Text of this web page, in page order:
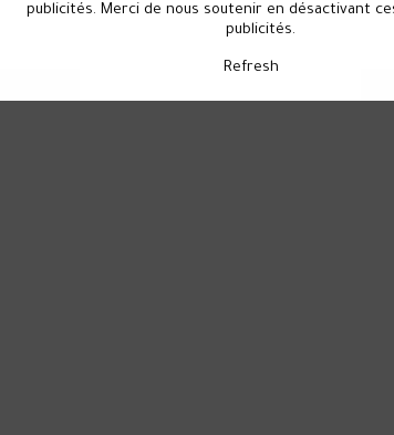
publicités. Merci de nous soutenir en désactivant
publicités.
Refresh